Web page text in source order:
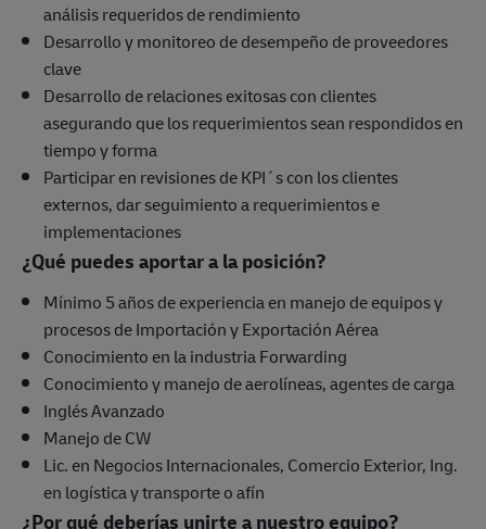
análisis requeridos de rendimiento
Desarrollo y monitoreo de desempeño de proveedores
clave
Desarrollo de relaciones exitosas con clientes
asegurando que los requerimientos sean respondidos en
tiempo y forma
Participar en revisiones de KPI´s con los clientes
externos, dar seguimiento a requerimientos e
implementaciones
¿Qué puedes aportar a la posición?
Mínimo 5 años de experiencia en manejo de equipos y
procesos de Importación y Exportación Aérea
Conocimiento en la industria Forwarding
Conocimiento y manejo de aerolíneas, agentes de carga
Inglés Avanzado
Manejo de CW
Lic. en Negocios Internacionales, Comercio Exterior, Ing.
en logística y transporte o afín
¿Por qué deberías unirte a nuestro equipo?